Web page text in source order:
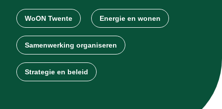
WoON Twente Energie en wonen
Samenwerking organiseren
Strategie en beleid